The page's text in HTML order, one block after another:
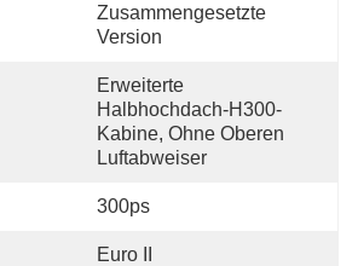
Zusammengesetzte
Version
Erweiterte
Halbhochdach-H300-
Kabine, Ohne Oberen
Luftabweiser
300ps
Euro II